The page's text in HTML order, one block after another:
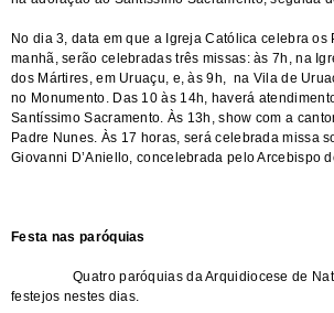
No dia 3, data em que a Igreja Católica celebra
manhã, serão celebradas três missas: às 7h, na
dos Mártires, em Uruaçu, e, às 9h, na Vila de
no Monumento. Das 10 às 14h, haverá
Santíssimo Sacramento. Às 13h, show com a
Padre Nunes. Às 17 horas, será celebrada missa
Giovanni D’Aniello, concelebrada pelo Arcebispo
Festa nas paróquias
Quatro paróquias da Arquidiocese de Natal
festejos nestes dias.